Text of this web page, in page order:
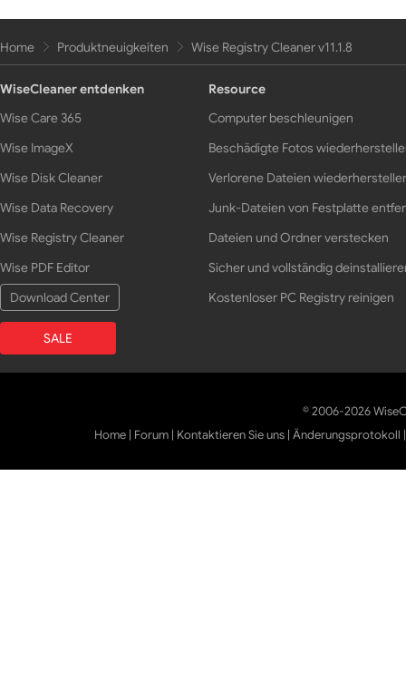
Home Produktneuigkeiten Wise Registry Cleaner v11.1.8
WiseCleaner entdenken
Wise Care 365
Wise ImageX
Wise Disk Cleaner
Wise Data Recovery
Wise Registry Cleaner
Wise PDF Editor
Download Center
SALE
Resource
Computer beschleunigen
Beschädigte Fotos
Verlorene Dateien
Junk-Dateien von Festplatte
Dateien und Ordner verstecken
Sicher und vollständig
Kostenloser PC Registry reinigen
© 2006-2026
Home | Forum | Kontaktieren Sie uns |Änderungsprotokoll